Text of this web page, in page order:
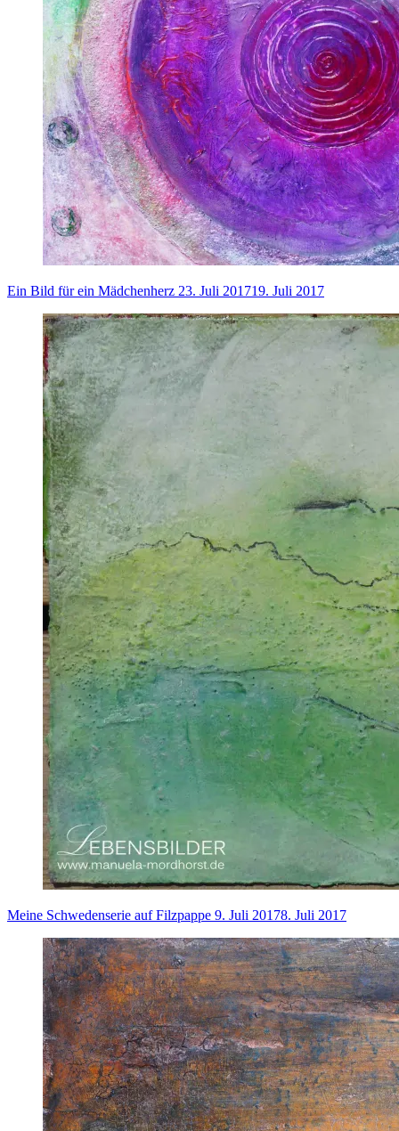
Ein Bild für ein Mädchenherz 23. Juli 201719. Juli 2017
Meine Schwedenserie auf Filzpappe 9. Juli 20178. Juli 2017